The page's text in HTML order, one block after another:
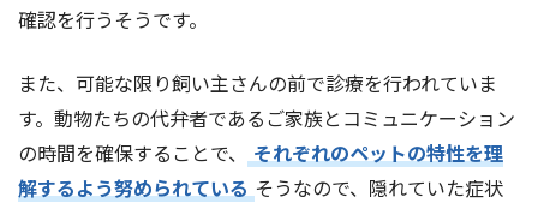
確認を行うそうです。
また、可能な限り飼い主さんの前で診療を行われていま
す。動物たちの代弁者であるご家族とコミュニケーション
の時間を確保することで、
それぞれのペットの特性を理
解するよう努められている そうなので、隠れていた症状